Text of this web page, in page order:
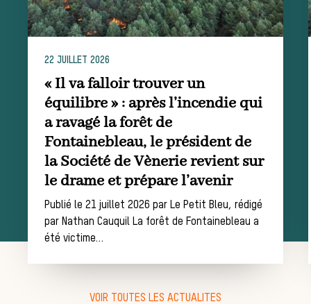
Histoire de la chasse
à courre
Patrimoine
Équipages
La trompe de chasse
Les missions de la Société de Vènerie
Déroulement d’une
22 JUILLET 2026
« Il va falloir trouver un
équilibre » : après l’incendie qui
a ravagé la forêt de
Fontainebleau, le président de
la Société de Vènerie revient sur
le drame et prépare l’avenir
Publié le 21 juillet 2026 par Le Petit Bleu, rédigé
par Nathan Cauquil La forêt de Fontainebleau a
été victime…
VOIR TOUTES LES ACTUALITES